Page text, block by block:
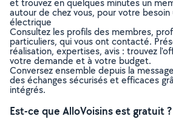
et trouvez en quelques minutes un
autour de chez vous, pour votre
électrique
Consultez les profils des membres,
particuliers, qui vous ont contacté.
réalisation, expertises, avis : trouvez
votre demande et à votre budget.
Conversez ensemble depuis la
des échanges sécurisés et efficaces
intégrés.
Est-ce que AlloVoisins est gratuit ?